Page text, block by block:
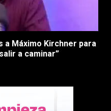
a Máximo Kirchner para
a caminar”